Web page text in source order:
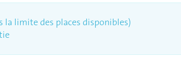
la limite des places disponibles)